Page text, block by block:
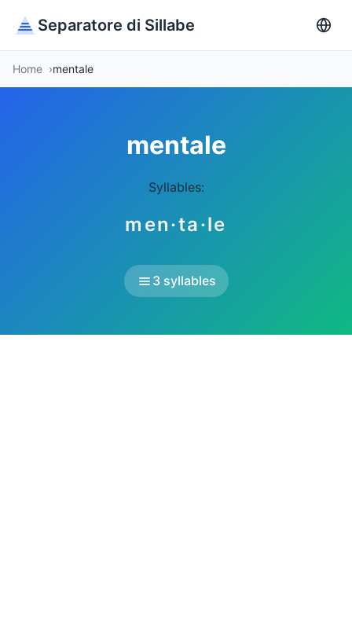
Separatore di Sillabe
Home mentale
mentale
Syllables:
men·ta·le
3 syllables